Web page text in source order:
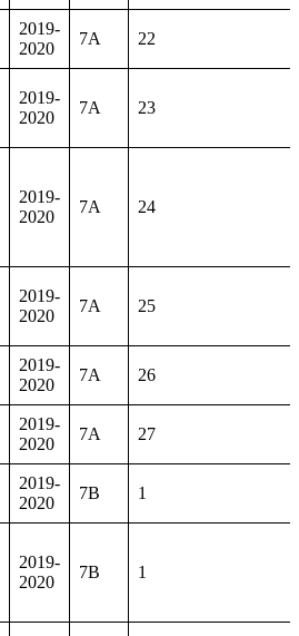
2019-
2020
7A 22
2019-
2020
7A 23
2019-
2020
7A 24
2019-
2020
7A 25
2019-
2020
7A 26
2019-
2020
7A 27
2019-
2020
7B 1
2019-
2020
7B 1